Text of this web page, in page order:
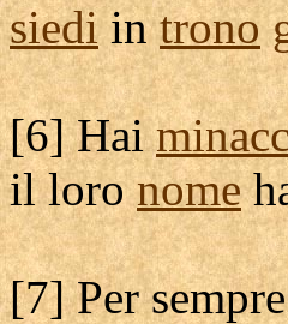
siediintrono
[6] Hai
il loronome
[7] Per